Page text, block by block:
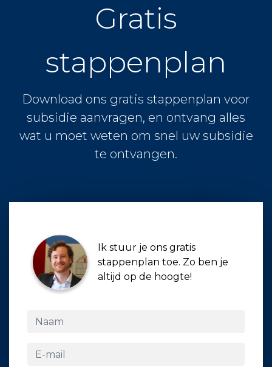
Gratis
stappenplan
Download ons gratis stappenplan voor
subsidie aanvragen, en ontvang alles
wat u moet weten om snel uw subsidie
te ontvangen.
Ik stuur je ons gratis
stappenplan toe. Zo ben je
altijd op de hoogte!